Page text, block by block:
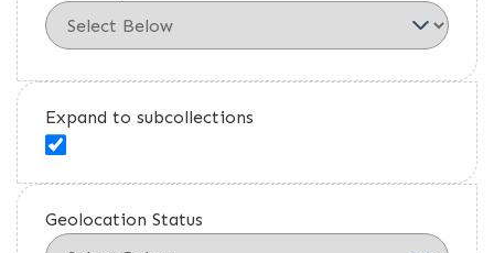
Expand to subcollections
Geolocation Status